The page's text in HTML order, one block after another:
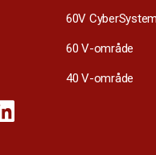
60V CyberSystem
60 V-område
40 V-område